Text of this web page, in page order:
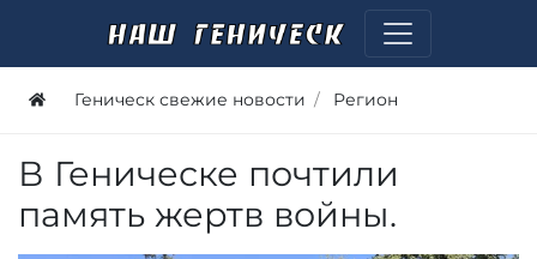
Геническ свежие новости Регион
В Геническе почтили
память жертв войны.